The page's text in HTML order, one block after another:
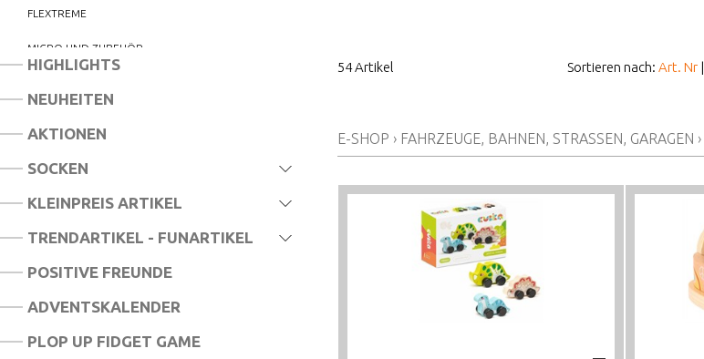
HIGHLIGHTS
NEUHEITEN
AKTIONEN
SOCKEN
KLEINPREIS ARTIKEL
TRENDARTIKEL - FUNARTIKEL
POSITIVE FREUNDE
ADVENTSKALENDER
PLOP UP FIDGET GAME
FLEXTREME
MICRO UND ZUBEHÖR
Sortieren nach: Art. Nr |
54 Artikel
E-SHOP › FAHRZEUGE, BAHNEN, STRASSEN, GARAGEN ›